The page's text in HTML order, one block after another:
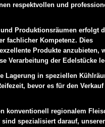
respektvollen und
Produktionsräumen erfolgt
fachlicher Kompetenz. Dies
Produkte anzubieten,
Verarbeitung der Edelstücke
Lagerung in speziellen
bevor es für den Verkauf
konventionell regionalem
spezialisiert darauf,